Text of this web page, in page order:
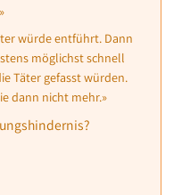
würde entführt. Dann
möglichst schnell
Täter gefasst würden.
dann nicht mehr.»